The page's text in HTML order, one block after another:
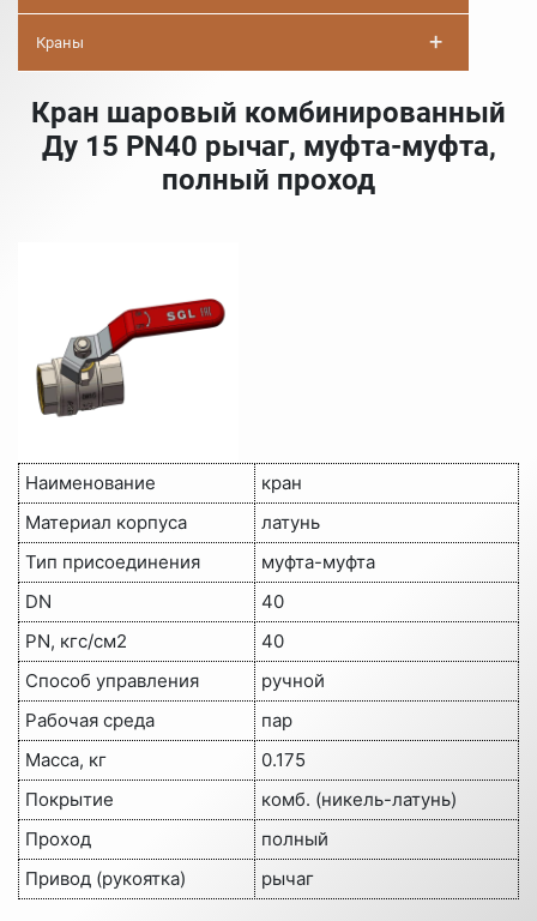
Краны +
Кран шаровый комбинированный
Ду 15 PN40 рычаг, муфта-муфта,
полный проход
Наименование
кран
Материал корпуса
латунь
Тип присоединения
муфта-муфта
DN
40
PN, кгс/см2
40
Способ управления
ручной
Рабочая среда
пар
Масса, кг
0.175
Покрытие
комб. (никель-латунь)
Проход
полный
Привод (рукоятка)
рычаг